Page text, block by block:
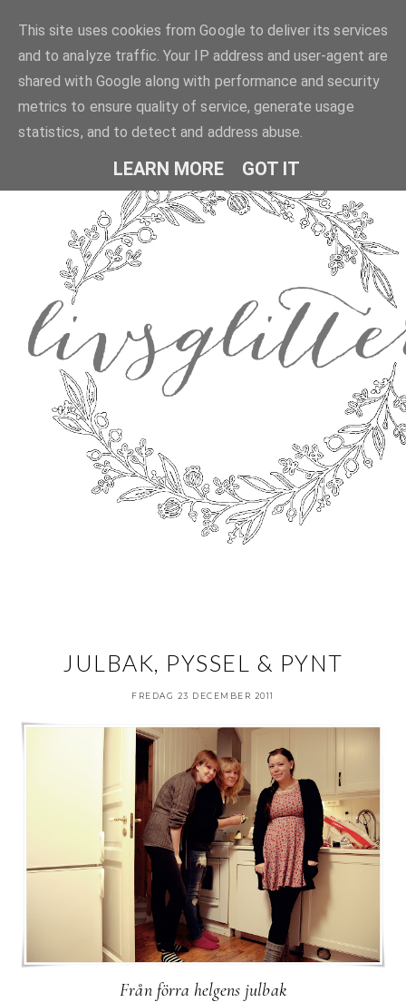
JULBAK, PYSSEL & PYNT
FREDAG 23 DECEMBER 2011
Från förra helgens julbak
This site uses cookies from Google to deliver its services
and to analyze traffic. Your IP address and user-agent are
shared with Google along with performance and security
metrics to ensure quality of service, generate usage
statistics, and to detect and address abuse.
LEARN MORE GOT IT